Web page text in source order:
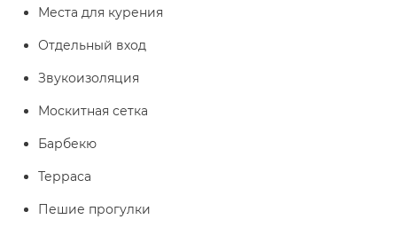
Места для курения
Отдельный вход
Звукоизоляция
Москитная сетка
Барбекю
Терраса
Пешие прогулки